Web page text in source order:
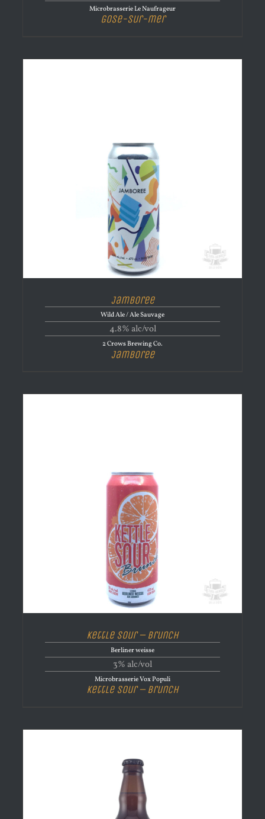
Microbrasserie Le Naufrageur
Gose-sur-mer
Jamboree
Wild Ale / Ale Sauvage
4.8% alc/vol
2 Crows Brewing Co.
Jamboree
Kettle Sour – Brunch
Berliner weisse
3% alc/vol
Microbrasserie Vox Populi
Kettle Sour – Brunch